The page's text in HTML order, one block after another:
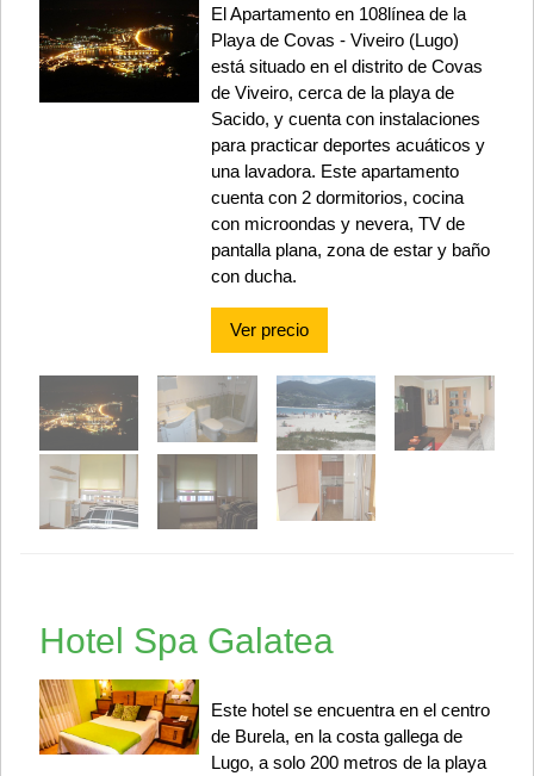
El Apartamento en 108línea de la
Playa de Covas - Viveiro (Lugo)
está situado en el distrito de Covas
de Viveiro, cerca de la playa de
Sacido, y cuenta con instalaciones
para practicar deportes acuáticos y
una lavadora. Este apartamento
cuenta con 2 dormitorios, cocina
con microondas y nevera, TV de
pantalla plana, zona de estar y baño
con ducha.
Ver precio
Hotel Spa Galatea
Este hotel se encuentra en el centro
de Burela, en la costa gallega de
Lugo, a solo 200 metros de la playa